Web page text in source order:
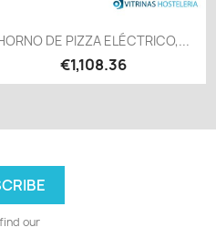
 Quick view
DE PIZZA ELÉCTRICO,...
€1,108.36
our